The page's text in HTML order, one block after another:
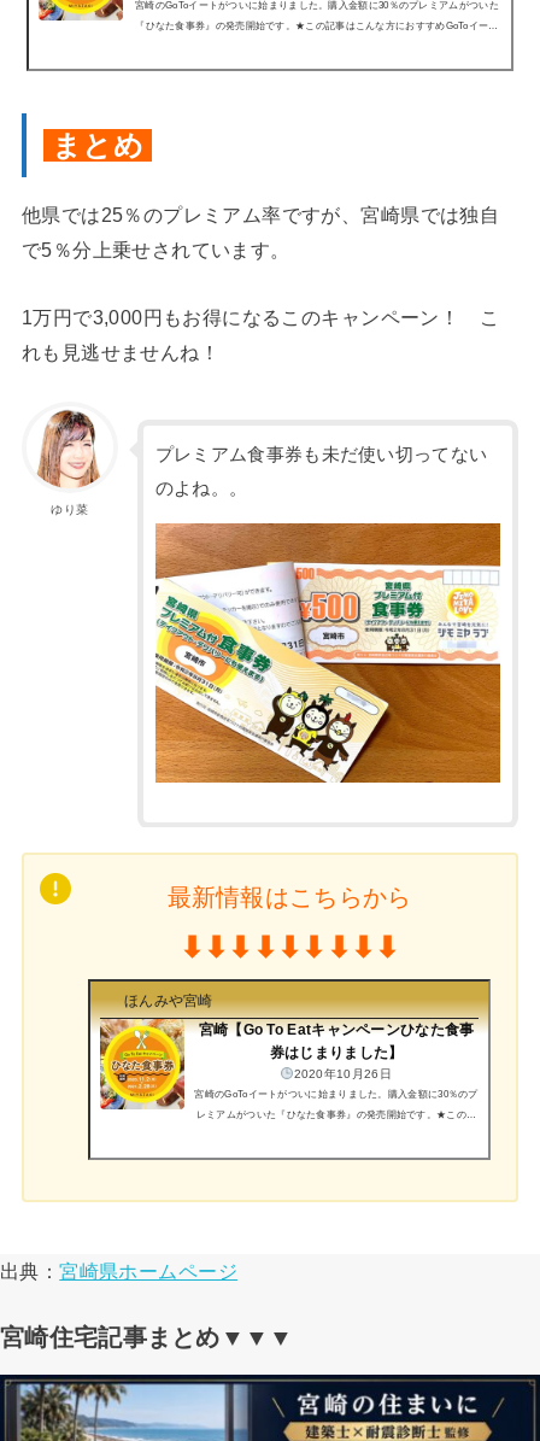
宮崎のGoToイートがついに始まりました。購入金額に30％のプレミアムがついた
『ひなた食事券』の発売開始です。★この記事はこんな方におすすめGoToイート
崎GoToイート ひなた食事券⬆︎宮崎ひなた食事券見本ひなた食事券とは？各地域
まとめ
他県では25％のプレミアム率ですが、宮崎県では独自
で5％分上乗せされています。
1万円で3,000円もお得になるこのキャンペーン！ こ
れも見逃せませんね！
ゆり菜
プレミアム食事券も未だ使い切ってない
のよね。。
最新情報はこちらから
⬇︎⬇︎⬇︎⬇︎⬇︎⬇︎⬇︎⬇︎⬇︎
ほんみや宮崎
宮崎【Go To Eatキャンペーンひなた食事
券はじまりました】
2020年10月26日
宮崎のGoToイートがついに始まりました。購入金額に30％のプ
レミアムがついた『ひなた食事券』の発売開始です。★この記
わかりますインターネット予約の手順がわかります宮崎GoToイ
出典：宮崎県ホームページ
宮崎住宅記事まとめ▼▼▼